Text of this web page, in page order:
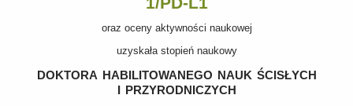
oraz oceny aktywności naukowej
uzyskała stopień naukowy
doktora habilitowanego nauk ścisłych
i przyrodniczych